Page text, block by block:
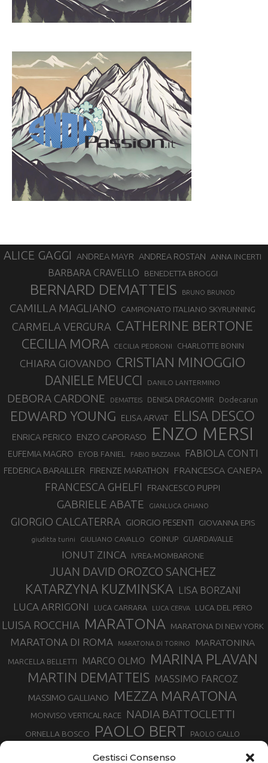
Gestisci Consenso
ALICE GAGGI ANDREA MAYR ANDREA ROSTAN ANNA INCERTI
BARBARA CRAVELLO BENEDETTA BROGGI
BERNARD DEMATTEIS BRUNO BRUNOD
CAMILLA MAGLIANO CAMPIONATO ITALIANO SKYRUNNING
CARMELA VERGURA CATHERINE BERTONE
CECILIA MORA CECILIA PEDRONI CHARLOTTE BONIN
CHIARA GIOVANDO CRISTIAN MINOGGIO
DANIELE MEUCCI DANILO LANTERMINO
DEBORA CARDONE DEMATTEIS DENISA DRAGOMIR Dodecarun
EDWARD YOUNG ELISA ARVAT ELISA DESCO
ENRICA PERICO ENZO CAPORASO ENZO MERSI
EUFEMIA MAGRO EYOB FANIEL FABIO BAZZANA FABIOLA CONTI
FEDERICA BARAILLER FIRENZE MARATHON FRANCESCA CANEPA
FRANCESCA GHELFI FRANCESCO PUPPI
GABRIELE ABATE GIANLUCA GHIANO
GIORGIO CALCATERRA GIORGIO PESENTI GIOVANNA EPIS
giuditta turini GIULIANO CAVALLO GOINUP GUARDAVALLE
IONUT ZINCA IVREA-MOMBARONE
JUAN DAVID OROZCO SANCHEZ
KATARZYNA KUZMINSKA LISA BORZANI
LUCA ARRIGONI LUCA CARRARA LUCA CERVA LUCA DEL PERO
LUISA ROCCHIA MARATONA MARATONA DI NEW YORK
MARATONA DI ROMA MARATONA DI TORINO MARATONINA
MARCELLA BELLETTI MARCO OLMO MARINA PLAVAN
MARTIN DEMATTEIS MASSIMO FARCOZ
MASSIMO GALLIANO MEZZA MARATONA
MONVISO VERTICAL RACE NADIA BATTOCLETTI
ORNELLA BOSCO PAOLO BERT PAOLO GALLO